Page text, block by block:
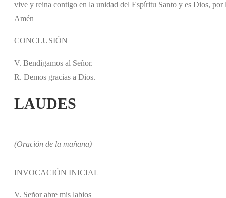
vive y reina contigo en la unidad del Espíritu Santo y es Dios, por
Amén
CONCLUSIÓN
V. Bendigamos al Señor.
R. Demos gracias a Dios.
LAUDES
(Oración de la mañana)
INVOCACIÓN INICIAL
V. Señor abre mis labios